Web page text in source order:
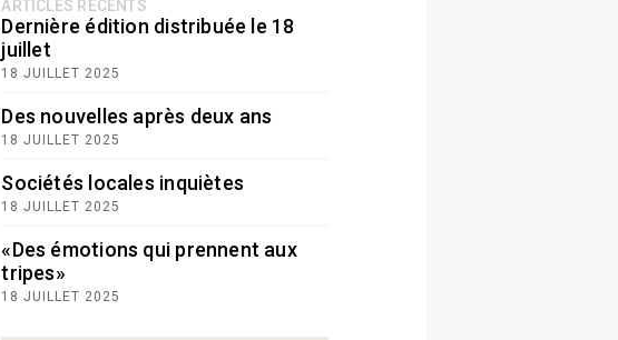
ARTICLES RÉCENTS
Dernière édition distribuée le 18
juillet
18 JUILLET 2025
Des nouvelles après deux ans
18 JUILLET 2025
Sociétés locales inquiètes
18 JUILLET 2025
«Des émotions qui prennent aux
tripes»
18 JUILLET 2025